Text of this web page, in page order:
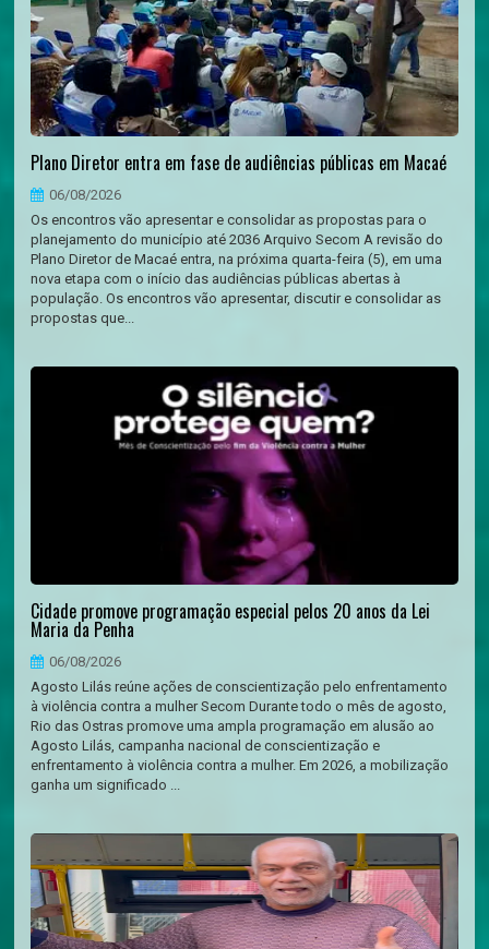
Plano Diretor entra em fase de audiências públicas em Macaé
06/08/2026
Os encontros vão apresentar e consolidar as propostas para o
planejamento do município até 2036 Arquivo Secom A revisão do
Plano Diretor de Macaé entra, na próxima quarta-feira (5), em uma
nova etapa com o início das audiências públicas abertas à
população. Os encontros vão apresentar, discutir e consolidar as
propostas que...
Cidade promove programação especial pelos 20 anos da Lei
Maria da Penha
06/08/2026
Agosto Lilás reúne ações de conscientização pelo enfrentamento
à violência contra a mulher Secom Durante todo o mês de agosto,
Rio das Ostras promove uma ampla programação em alusão ao
Agosto Lilás, campanha nacional de conscientização e
enfrentamento à violência contra a mulher. Em 2026, a mobilização
ganha um significado ...